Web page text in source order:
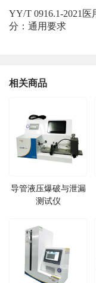
YY/T 0916.1-2021
分：通用要求
相关商品
导管液压爆破与泄漏
测试仪